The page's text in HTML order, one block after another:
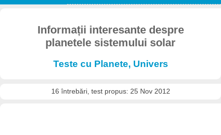
Informații interesante despre
planetele sistemului solar
Teste cu Planete, Univers
16 întrebări, test propus: 25 Nov 2012